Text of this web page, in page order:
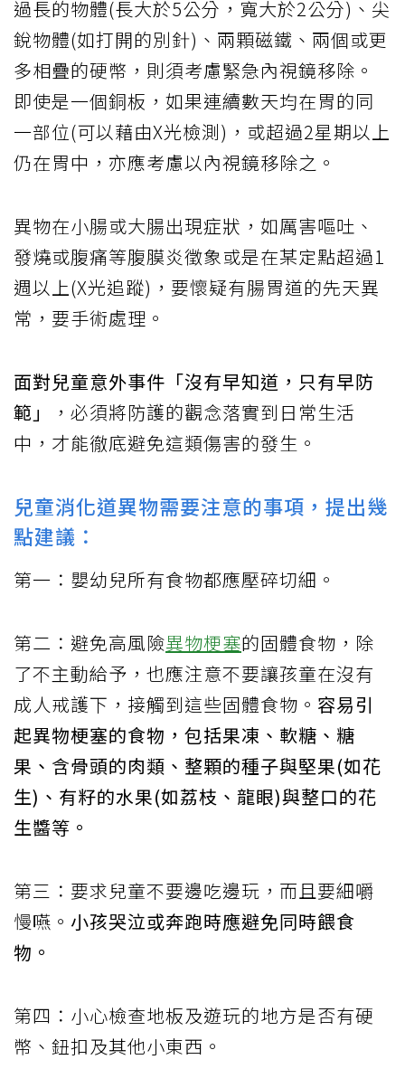
過長的物體(長大於5公分，寬大於2公分)、尖
銳物體(如打開的別針)、兩顆磁鐵、兩個或更
多相疊的硬幣，則須考慮緊急內視鏡移除。
即使是一個銅板，如果連續數天均在胃的同
一部位(可以藉由X光檢測)，或超過2星期以上
仍在胃中，亦應考慮以內視鏡移除之。
異物在小腸或大腸出現症狀，如厲害嘔吐、
發燒或腹痛等腹膜炎徵象或是在某定點超過1
週以上(X光追蹤)，要懷疑有腸胃道的先天異
常，要手術處理。
面對兒童意外事件「沒有早知道，只有早防
範」
，必須將防護的觀念落實到日常生活
中，才能徹底避免這類傷害的發生。
兒童消化道異物需要注意的事項，提出幾
點建議：
第一：嬰幼兒所有食物都應壓碎切細。
第二：避免高風險異物梗塞的固體食物，除
了不主動給予，也應注意不要讓孩童在沒有
成人戒護下，接觸到這些固體食物。 容易引
起異物梗塞的食物，包括果凍、軟糖、糖
果、含骨頭的肉類、整顆的種子與堅果(如花
生)、有籽的水果(如荔枝、龍眼)與整口的花
生醬等。
第三：要求兒童不要邊吃邊玩，而且要細嚼
慢嚥。 小孩哭泣或奔跑時應避免同時餵食
物。
第四：小心檢查地板及遊玩的地方是否有硬
幣、鈕扣及其他小東西。